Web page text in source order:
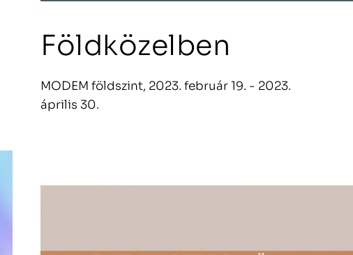
Földközelben
MODEM földszint, 2023. február 19. - 2023.
április 30.